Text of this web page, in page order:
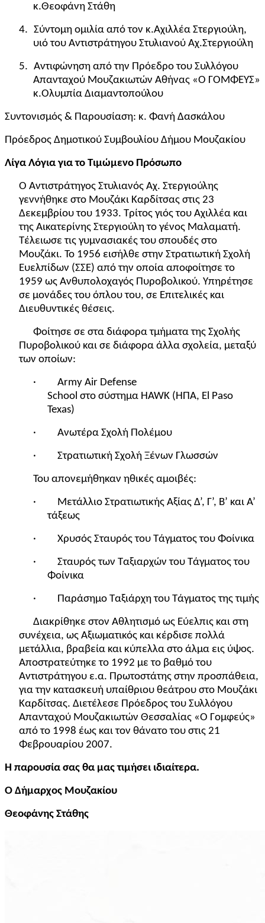
κ.Θεοφάνη Στάθη
4. Σύντομη ομιλία από τον κ.Αχιλλέα Στεργιούλη,
υιό του Αντιστράτηγου Στυλιανού Αχ.Στεργιούλη
5. Αντιφώνηση από την Πρόεδρο του Συλλόγου
Απανταχού Μουζακιωτών Αθήνας «Ο ΓΟΜΦΕΥΣ»
κ.Ολυμπία Διαμαντοπούλου
Συντονισμός & Παρουσίαση: κ. Φανή Δασκάλου
Πρόεδρος Δημοτικού Συμβουλίου Δήμου Μουζακίου
Λίγα Λόγια για το Τιμώμενο Πρόσωπο
Ο Αντιστράτηγος Στυλιανός Αχ. Στεργιούλης
γεννήθηκε στο Μουζάκι Καρδίτσας στις 23
Δεκεμβρίου του 1933. Τρίτος γιός του Αχιλλέα και
της Αικατερίνης Στεργιούλη το γένος Μαλαματή.
Τέλειωσε τις γυμνασιακές του σπουδές στο
Μουζάκι. Το 1956 εισήλθε στην Στρατιωτική Σχολή
Ευελπίδων (ΣΣΕ) από την οποία αποφοίτησε το
1959 ως Ανθυπολοχαγός Πυροβολικού. Υπηρέτησε
σε μονάδες του όπλου του, σε Επιτελικές και
Διευθυντικές θέσεις.
Φοίτησε σε στα διάφορα τμήματα της Σχολής
Πυροβολικού και σε διάφορα άλλα σχολεία, μεταξύ
των οποίων:
· Army Air Defense
School στο σύστημα HAWK (ΗΠΑ, El Paso
Texas)
· Ανωτέρα Σχολή Πολέμου
· Στρατιωτική Σχολή Ξένων Γλωσσών
Του απονεμήθηκαν ηθικές αμοιβές:
· Μετάλλιο Στρατιωτικής Αξίας Δ’, Γ’, Β’ και Α’
τάξεως
· Χρυσός Σταυρός του Τάγματος του Φοίνικα
· Σταυρός των Ταξιαρχών του Τάγματος του
Φοίνικα
· Παράσημο Ταξιάρχη του Τάγματος της τιμής
Διακρίθηκε στον Αθλητισμό ως Εύελπις και στη
συνέχεια, ως Αξιωματικός και κέρδισε πολλά
μετάλλια, βραβεία και κύπελλα στο άλμα εις ύψος.
Αποστρατεύτηκε το 1992 με το βαθμό του
Αντιστράτηγου ε.α. Πρωτοστάτης στην προσπάθεια,
για την κατασκευή υπαίθριου θεάτρου στο Μουζάκι
Καρδίτσας. Διετέλεσε Πρόεδρος του Συλλόγου
Απανταχού Μουζακιωτών Θεσσαλίας «Ο Γομφεύς»
από το 1998 έως και τον θάνατο του στις 21
Φεβρουαρίου 2007.
Η παρουσία σας θα μας τιμήσει ιδιαίτερα.
Ο Δήμαρχος Μουζακίου
Θεοφάνης Στάθης